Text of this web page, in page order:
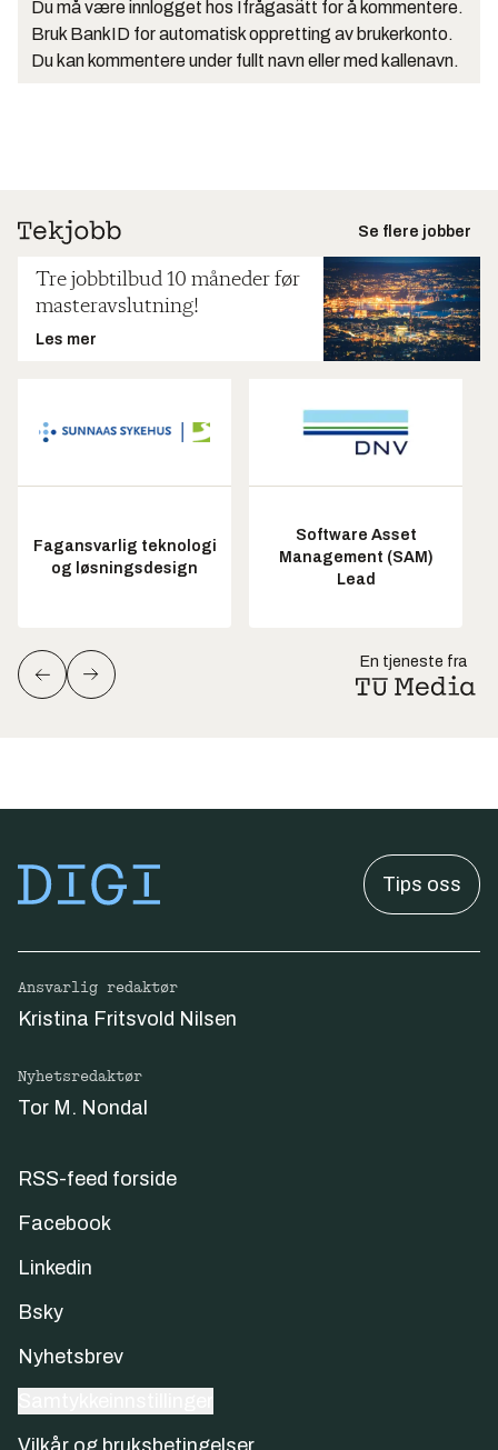
Du må være innlogget hos Ifrågasätt for å kommentere.
Bruk BankID for automatisk oppretting av brukerkonto.
Du kan kommentere under fullt navn eller med kallenavn.
Se flere jobber
Tre jobbtilbud 10 måneder før
masteravslutning!
Les mer
Fagansvarlig teknologi
og løsningsdesign
Software Asset
Management (SAM)
Lead
En tjeneste fra
Tips oss
Ansvarlig redaktør
Kristina Fritsvold Nilsen
Nyhetsredaktør
Tor M. Nondal
RSS-feed forside
Facebook
Linkedin
Bsky
Nyhetsbrev